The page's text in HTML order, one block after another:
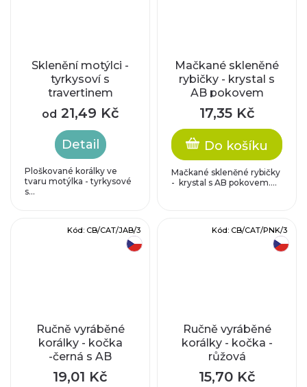
Sklenění motýlci -
tyrkysoví s
travertinem
od 21,49 Kč
Detail
Ploškované korálky ve
tvaru motýlka - tyrkysové
s...
Mačkané skleněné
rybičky - krystal s
AB pokovem
17,35 Kč
Do košíku
Mačkané skleněné rybičky
- krystal s AB pokovem....
Ručně vyráběné
korálky - kočka
-černá s AB
pokovem
19,01 Kč
Kód: CB/CAT/JAB/3
Ručně vyráběné
korálky - kočka -
růžová
15,70 Kč
Kód: CB/CAT/PNK/3